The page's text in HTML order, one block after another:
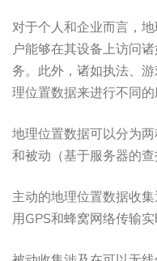
对于个人和企业而言，
户能够在其设备上访问
务。此外，诸如执法、
理位置数据来进行不同的
地理位置数据可以分为
和被动（基于服务器的查
主动的地理位置数据收
用GPS和蜂窝网络传输实